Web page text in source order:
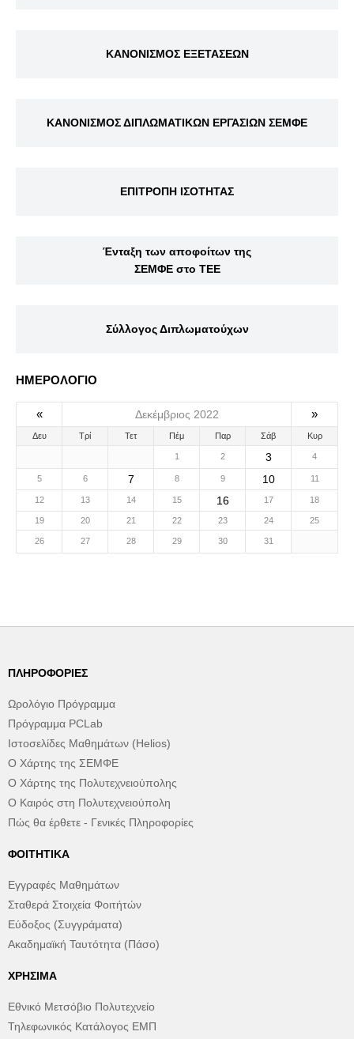
ΚΑΝΟΝΙΣΜΟΣ ΕΞΕΤΑΣΕΩΝ
ΚΑΝΟΝΙΣΜΟΣ ΔΙΠΛΩΜΑΤΙΚΩΝ ΕΡΓΑΣΙΩΝ ΣΕΜΦΕ
ΕΠΙΤΡΟΠΗ ΙΣΟΤΗΤΑΣ
Ένταξη των αποφοίτων της
ΣΕΜΦΕ στο ΤΕΕ
Σύλλογος Διπλωματούχων
ΗΜΕΡΟΛΟΓΙΟ
« Δεκέμβριος 2022 »
Δευ Τρί Τετ Πέμ Παρ Σάβ Κυρ
1 2 3 4
5 6 7 8 9 10 11
12 13 14 15 16 17 18
19 20 21 22 23 24 25
26 27 28 29 30 31
ΠΛΗΡΟΦΟΡΊΕΣ
Ωρολόγιο Πρόγραμμα
Πρόγραμμα PCLab
Ιστοσελίδες Μαθημάτων (Helios)
Ο Χάρτης της ΣΕΜΦΕ
Ο Χάρτης της Πολυτεχνειούπολης
Ο Καιρός στη Πολυτεχνειούπολη
Πώς θα έρθετε - Γενικές Πληροφορίες
ΦΟΙΤΗΤΙΚΆ
Εγγραφές Μαθημάτων
Σταθερά Στοιχεία Φοιτήτών
Εύδοξος (Συγγράματα)
Ακαδημαϊκή Ταυτότητα (Πάσο)
ΧΡΉΣΙΜΑ
Εθνικό Μετσόβιο Πολυτεχνείο
Τηλεφωνικός Κατάλογος ΕΜΠ